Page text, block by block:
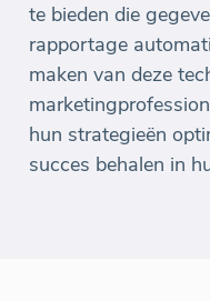
te bieden die
rapportage
maken van deze
hun strategieën
succes behalen in